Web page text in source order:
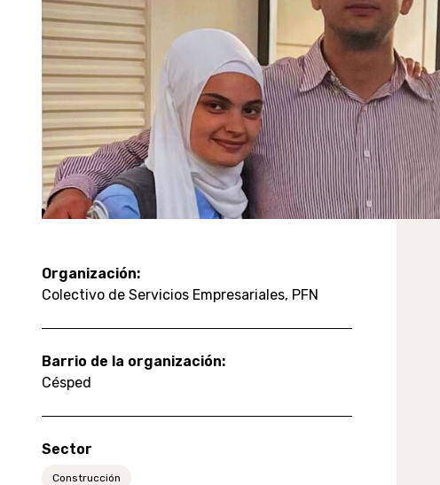
Organización:
Colectivo de Servicios Empresariales, PFN
Barrio de la organización:
Césped
Sector
Construcción